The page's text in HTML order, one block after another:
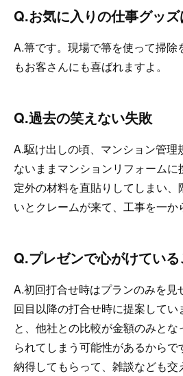
Q.お気に入りの仕事グッズ
A.箒です。現場で箒を使って掃除
もお客さんにも喜ばれますよ。
Q.過去の笑えない失敗
A.駆け出しの頃、マンション管理
ないままマンションリフォーム
定外の材料を直貼りしてしまい、
いとクレームが来て、工事を一か
Q.プレゼンで心がけている
A.初回打合せ時はプランのみを見
回目以降の打合せ時に提案して
と、他社との比較が金額のみと
られてしまう可能性があるから
納得してもらって、雑談なども